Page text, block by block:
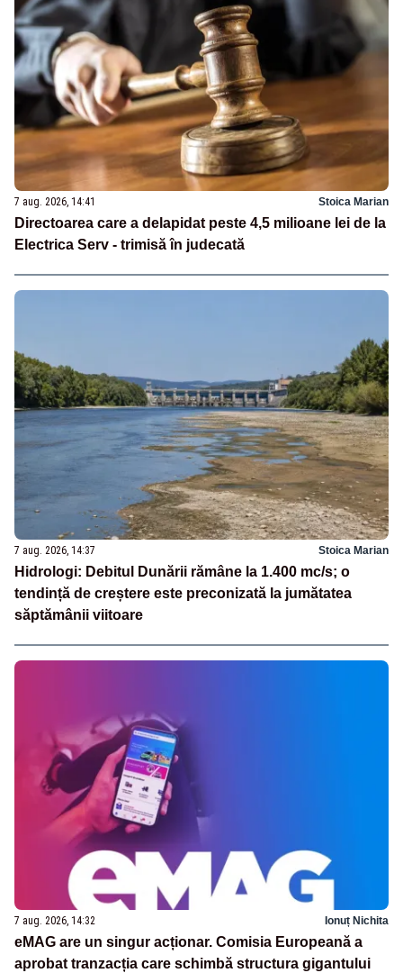
7 aug. 2026, 14:41 Stoica Marian
Directoarea care a delapidat peste 4,5 milioane lei de la
Electrica Serv - trimisă în judecată
7 aug. 2026, 14:37 Stoica Marian
Hidrologi: Debitul Dunării rămâne la 1.400 mc/s; o
tendință de creștere este preconizată la jumătatea
săptămânii viitoare
7 aug. 2026, 14:32 Ionuț Nichita
eMAG are un singur acționar. Comisia Europeană a
aprobat tranzacția care schimbă structura gigantului